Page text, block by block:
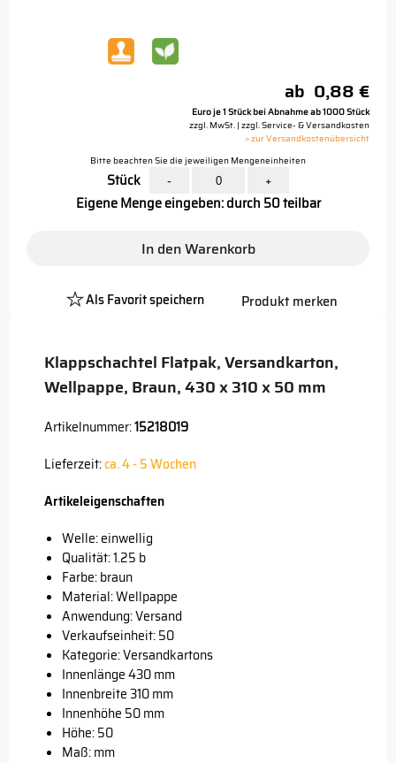
Klappschachtel Flatpak, Versandkarton,
Wellpappe, Braun, 430 x 310 x 50 mm
Artikelnummer:15218019
Lieferzeit:ca. 4 - 5 Wochen
Artikeleigenschaften
Welle: einwellig
Qualität: 1.25 b
Farbe: braun
Material: Wellpappe
Anwendung: Versand
Verkaufseinheit: 50
Kategorie: Versandkartons
Innenlänge 430 mm
Innenbreite 310 mm
Innenhöhe 50 mm
Höhe: 50
Maß: mm
ab 0,88 €
Euro je 1 Stück bei Abnahme ab 1000 Stück
zzgl. MwSt. | zzgl. Service- & Versandkosten
> zur Versandkostenübersicht
Bitte beachten Sie die jeweiligen Mengeneinheiten
Stück - +
Eigene Menge eingeben: durch 50 teilbar
In den Warenkorb
Als Favorit speichern
Platzhalter
Produkt merken